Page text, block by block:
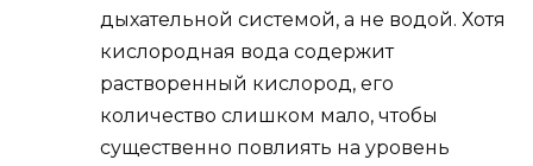
дыхательной системой, а не водой. Хотя
кислородная вода содержит
растворенный кислород, его
количество слишком мало, чтобы
существенно повлиять на уровень